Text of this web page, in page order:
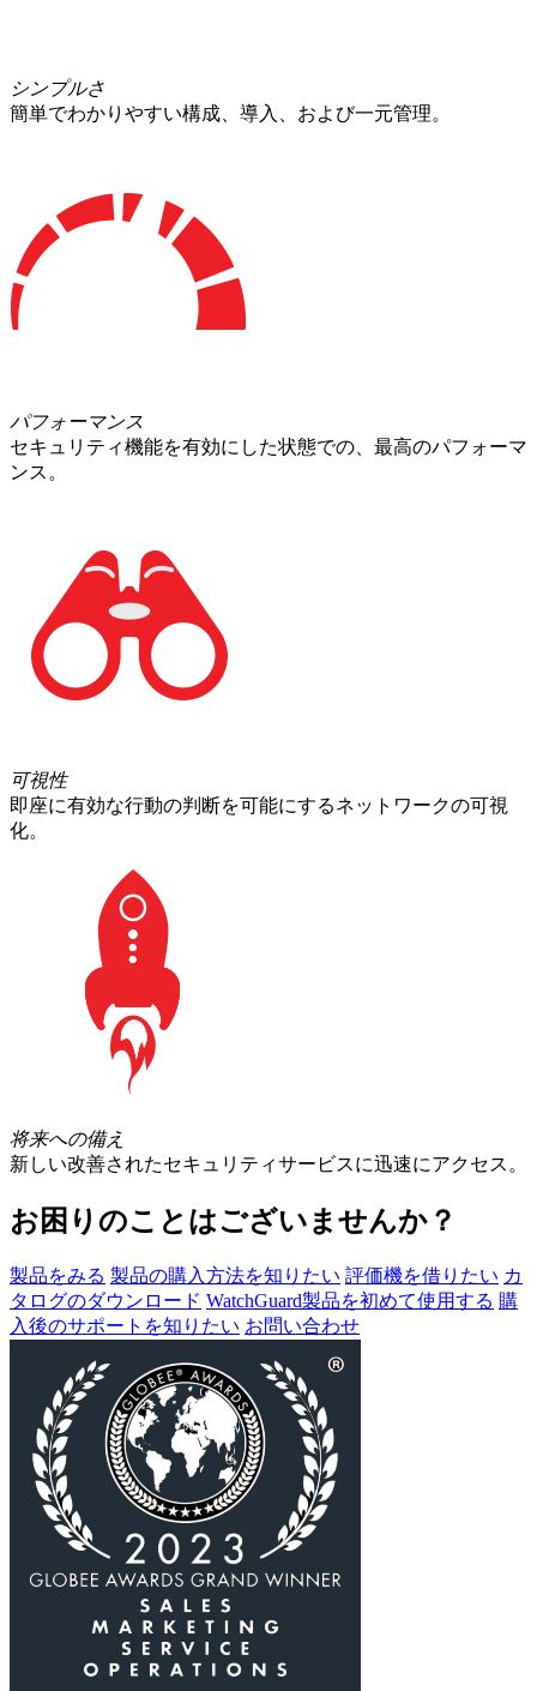
シンプルさ
簡単でわかりやすい構成、導入、および一元管理。
パフォーマンス
セキュリティ機能を有効にした状態での、最高のパフォーマ
ンス。
可視性
即座に有効な行動の判断を可能にするネットワークの可視
化。
将来への備え
新しい改善されたセキュリティサービスに迅速にアクセス。
お困りのことはございませんか？
製品をみる 製品の購入方法を知りたい 評価機を借りたい カ
タログのダウンロード WatchGuard製品を初めて使用する 購
入後のサポートを知りたい お問い合わせ